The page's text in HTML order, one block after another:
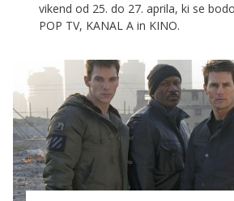
vikend od 25. do 27. aprila, ki se
POP TV, KANAL A in KINO.